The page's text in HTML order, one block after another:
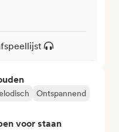
Ontspannend
voor staan